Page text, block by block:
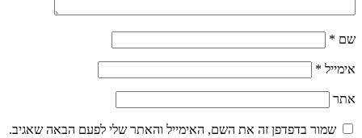
שם *
אימייל *
אתר
שמור בדפדפן זה את השם, האימייל והאתר שלי לפעם הבאה שאגיב.